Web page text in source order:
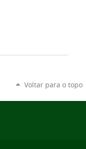
Voltar para o topo